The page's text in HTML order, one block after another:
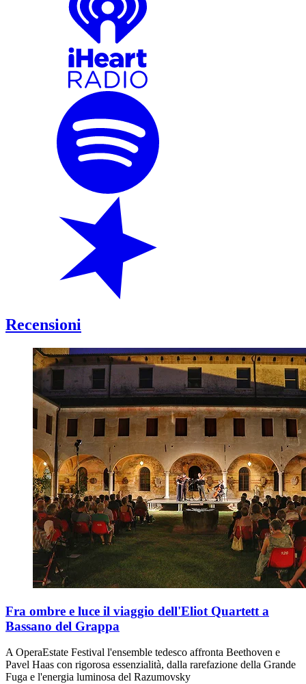
Recensioni
Fra ombre e luce il viaggio dell'Eliot Quartett a
Bassano del Grappa
A OperaEstate Festival l'ensemble tedesco affronta Beethoven e
Pavel Haas con rigorosa essenzialità, dalla rarefazione della Grande
Fuga e l'energia luminosa del Razumovsky